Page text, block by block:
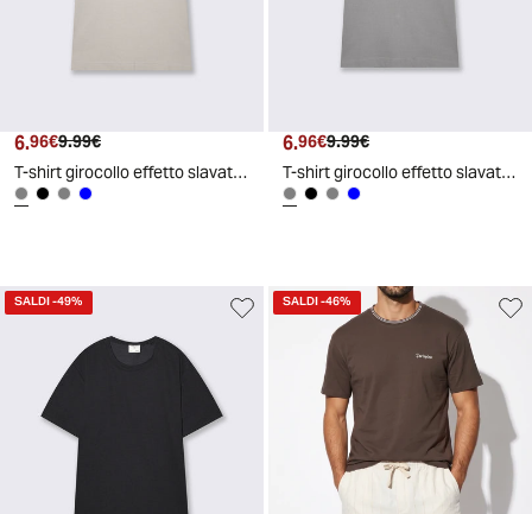
Prezzo attuale
6.96€ Prezzo originale
9.99€
T-shirt girocollo effetto slavato ottoman - Grigio ghiaccio
Prezzo attuale
6.96€ Prezzo originale
9.99€
T-shirt girocollo effetto slavato ottoman - Grigio
SALDI-49% SALDI-46%